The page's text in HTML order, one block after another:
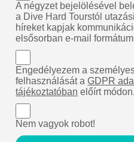
A négyzet bejelölésével
a Dive Hard Tourstól
híreket kapjak
elsősorban e-mail
Engedélyezem a
felhasználását aGDPR
tájékoztatóban előírt módon.
Nem vagyok robot!